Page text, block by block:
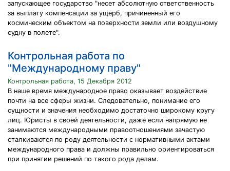
запускающее государство "несет абсолютную ответственность
за выплату компенсации за ущерб, причиненный его
космическим объектом на поверхности земли или воздушному
судну в полете".
Контрольная работа по
"Международному праву"
Контрольная работа, 15 Декабря 2012
В наше время международное право оказывает воздействие
почти на все сферы жизни. Следовательно, понимание его
сущности и значения необходимо достаточно широкому кругу
лиц. Юристы в своей деятельности, даже если напрямую не
занимаются международными правоотношениями зачастую
сталкиваются по роду деятельности с нормативными актами
международного права и должны правильно ориентироваться
при принятии решений по такого рода делам.